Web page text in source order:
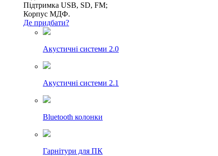
Підтримка USB, SD, FM;
Корпус МДФ.
Де придбати?
Акустичні системи 2.0
Акустичні системи 2.1
Bluetooth колонки
Гарнітури для ПК